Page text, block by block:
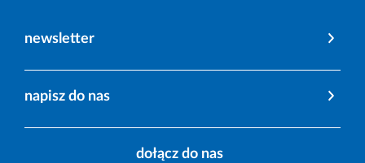
newsletter
napisz do nas
dołącz do nas